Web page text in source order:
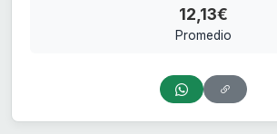
12,13€
Promedio